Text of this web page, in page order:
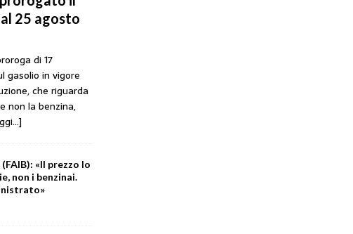
25 agosto
di 17
gasolio in vigore
che riguarda
non la benzina,
«Il prezzo lo
non i benzinai.